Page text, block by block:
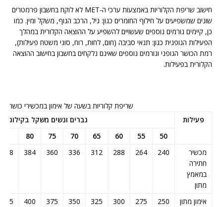
חישוב שריפת הקלוריות באמצעות ערכי ה-MET לא לוקח בחשבון פרמטרים
שונים שמשפיעים על חילוף החומרים כגון: גיל, הרכב הגוף, משקל ומין. כמו
כן, קיימים גורמים נוספים שעשויים להשפיע על ההוצאה הקלורית במהלך
הפעילות הגופנית כגון: תנאי סביבה (חום, לחות, רוח, סוגי משטח פעילות),
רמת הכושר הגופני וגורמים נוספים שאינם נלקחים בחשבון בחישוב ההוצאה
הקלורית בפעילות.
שריפת קלוריות בשעה של אימון במכשירי כושר
פעילות
גברים ונשים משקל בקילוגרם
50
55
60
65
70
75
80
מכשיר
חתירה
במאמץ
מתון
240
264
288
312
336
360
384
408
אימון מתון
250
275
300
325
350
375
400
425